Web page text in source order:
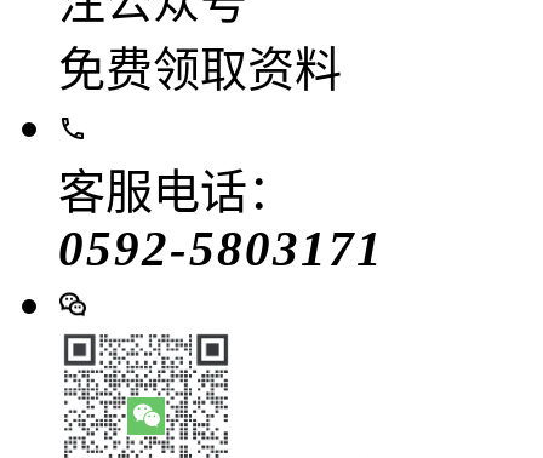
免费领取资料
客服电话：
0592-5803171